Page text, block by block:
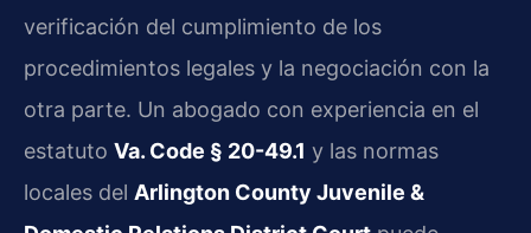
verificación del cumplimiento de los
procedimientos legales y la negociación con la
otra parte. Un abogado con experiencia en el
estatuto Va. Code § 20-49.1 y las normas
locales del Arlington County Juvenile &